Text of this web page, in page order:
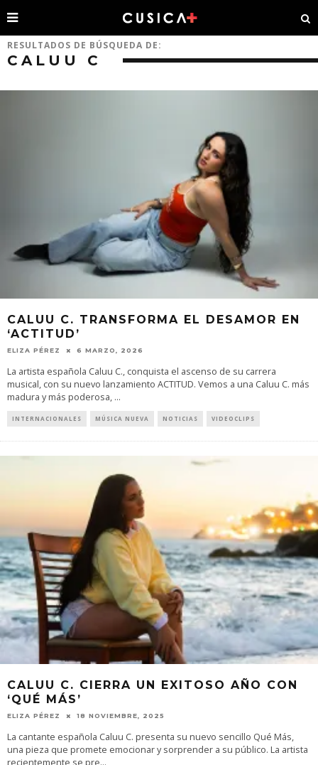
RESULTADOS DE BÚSQUEDA DE:
CALUU C
CALUU C. TRANSFORMA EL DESAMOR EN
‘ACTITUD’
ELIZA PÉREZ 6 MARZO, 2026
La artista española Caluu C., conquista el ascenso de su carrera
musical, con su nuevo lanzamiento ACTITUD. Vemos a una Caluu C. más
madura y más poderosa, ...
INTERNACIONALES MÚSICA NUEVA NOTICIAS VIDEOCLIPS
CALUU C. CIERRA UN EXITOSO AÑO CON
‘QUÉ MÁS’
ELIZA PÉREZ 18 NOVIEMBRE, 2025
La cantante española Caluu C. presenta su nuevo sencillo Qué Más,
una pieza que promete emocionar y sorprender a su público. La artista
recientemente se pre...